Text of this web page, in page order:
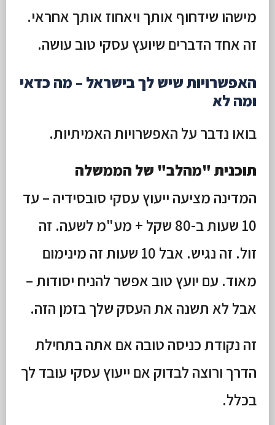
מישהו שידחוף אותך ויאחוז אותך אחראי.
זה אחד הדברים שיועץ עסקי טוב עושה.
האפשרויות שיש לך בישראל – מה כדאי
ומה לא
בואו נדבר על האפשרויות האמיתיות.
תוכנית "מהלב" של הממשלה
המדינה מציעה ייעוץ עסקי סובסידיה – עד
10 שעות ב-80 שקל + מע"מ לשעה. זה
זול. זה נגיש. אבל 10 שעות זה מינימום
מאוד. עם יועץ טוב אפשר להניח יסודות –
אבל לא תשנה את העסק שלך בזמן הזה.
זה נקודת כניסה טובה אם אתה בתחילת
הדרך ורוצה לבדוק אם ייעוץ עסקי עובד לך
בכלל.